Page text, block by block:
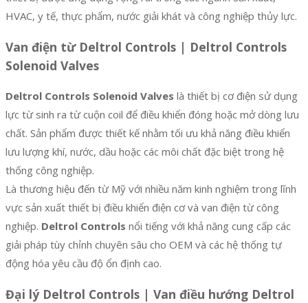
HVAC, y tế, thực phẩm, nước giải khát và công nghiệp thủy lực.
Van điện từ Deltrol Controls | Deltrol Controls
Solenoid Valves
Deltrol Controls Solenoid Valves là thiết bị cơ điện sử dụng
lực từ sinh ra từ cuộn coil để điều khiển đóng hoặc mở dòng lưu
chất. Sản phẩm được thiết kế nhằm tối ưu khả năng điều khiển
lưu lượng khí, nước, dầu hoặc các môi chất đặc biệt trong hệ
thống công nghiệp.
Là thương hiệu đến từ Mỹ với nhiều năm kinh nghiệm trong lĩnh
vực sản xuất thiết bị điều khiển điện cơ và van điện từ công
nghiệp. Deltrol Controls nổi tiếng với khả năng cung cấp các
giải pháp tùy chỉnh chuyên sâu cho OEM và các hệ thống tự
động hóa yêu cầu độ ổn định cao.
Đại lý Deltrol Controls | Van điều hướng Deltrol